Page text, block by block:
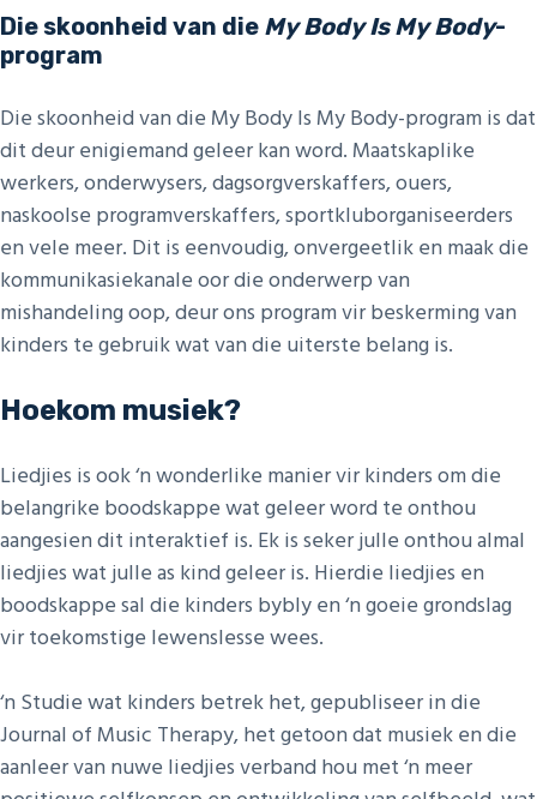
Die skoonheid van die My Body Is My Body-
program
Die skoonheid van die My Body Is My Body-program is dat
dit deur enigiemand geleer kan word. Maatskaplike
werkers, onderwysers, dagsorgverskaffers, ouers,
naskoolse programverskaffers, sportkluborganiseerders
en vele meer. Dit is eenvoudig, onvergeetlik en maak die
kommunikasiekanale oor die onderwerp van
mishandeling oop, deur ons program vir beskerming van
kinders te gebruik wat van die uiterste belang is.
Hoekom musiek?
Liedjies is ook ‘n wonderlike manier vir kinders om die
belangrike boodskappe wat geleer word te onthou
aangesien dit interaktief is. Ek is seker julle onthou almal
liedjies wat julle as kind geleer is. Hierdie liedjies en
boodskappe sal die kinders bybly en ‘n goeie grondslag
vir toekomstige lewenslesse wees.
‘n Studie wat kinders betrek het, gepubliseer in die
Journal of Music Therapy, het getoon dat musiek en die
aanleer van nuwe liedjies verband hou met ‘n meer